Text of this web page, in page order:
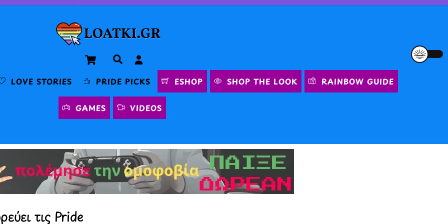
Cart Αναζήτηση
LOVE STORIES PRIDE PICKS ESHOP SHOP THE LOOK RAINBOW GUIDE
GAMES VIDEOS
τις Pride